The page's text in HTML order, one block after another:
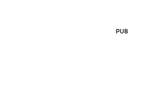
PUB